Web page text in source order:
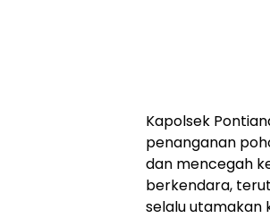
Kapolsek
penanganan
dan mencegah
berkendara,
selalu utamakan